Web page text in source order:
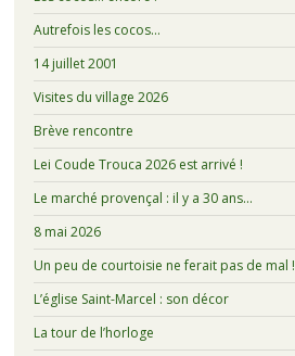
Autrefois les cocos…
14 juillet 2001
Visites du village 2026
Brève rencontre
Lei Coude Trouca 2026 est arrivé !
Le marché provençal : il y a 30 ans…
8 mai 2026
Un peu de courtoisie ne ferait pas de mal !
L’église Saint-Marcel : son décor
La tour de l’horloge